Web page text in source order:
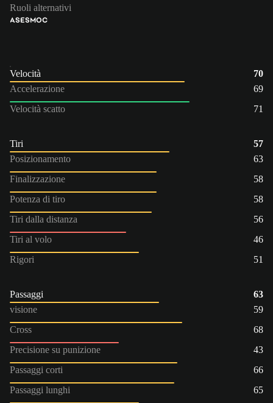
Ruoli alternativi
ASESMOC
Velocità
70
Accelerazione
69
Velocità scatto
71
Tiri
57
Posizionamento
63
Finalizzazione
58
Potenza di tiro
58
Tiri dalla distanza
56
Tiri al volo
46
Rigori
51
Passaggi
63
visione
59
Cross
68
Precisione su punizione
43
Passaggi corti
66
Passaggi lunghi
65